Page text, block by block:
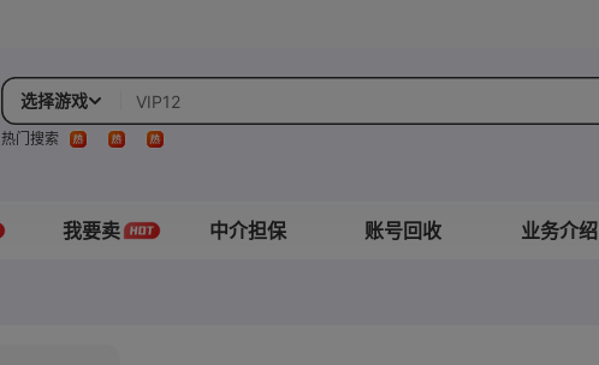
选择游戏 VIP12
VIP3
热门搜索
我要卖 中介担保 账号回收 业务介绍